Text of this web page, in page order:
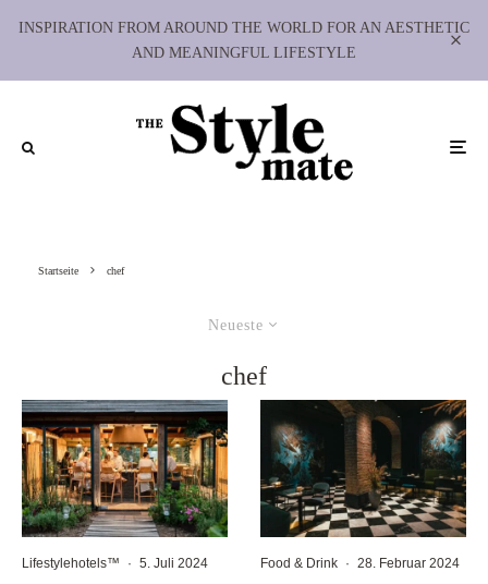
INSPIRATION FROM AROUND THE WORLD FOR AN AESTHETIC
AND MEANINGFUL LIFESTYLE
Startseite chef
Neueste
chef
Lifestylehotels™ · 5. Juli 2024 Food & Drink · 28. Februar 2024